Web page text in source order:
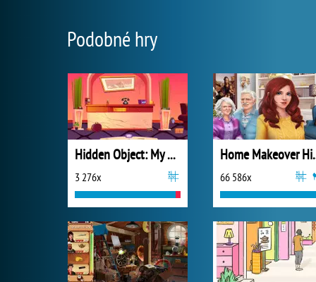
Podobné hry
Hidden Object: My Hotel
3 276x
Home
66 586x